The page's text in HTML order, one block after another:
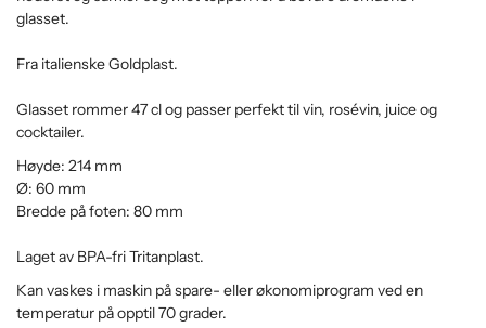
glasset.
Fra italienske Goldplast.
Glasset rommer 47 cl og passer perfekt til vin, rosévin, juice og
cocktailer.
Høyde: 214 mm
Ø: 60 mm
Bredde på foten: 80 mm
Laget av BPA-fri Tritanplast.
Kan vaskes i maskin på spare- eller økonomiprogram ved en
temperatur på opptil 70 grader.